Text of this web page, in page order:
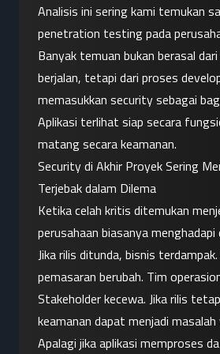
Analisis ini sering kami temukan
penetration testing pada
Banyak temuan bukan berasal
berjalan, tetapi dari proses
memasukkan security sebagai
Aplikasi terlihat siap secara
matang secara keamanan.
Security di Akhir Proyek Sering
Terjebak dalam Dilema
Ketika celah kritis ditemukan
perusahaan biasanya menghadapi
Jika rilis ditunda, bisnis terdampak.
pemasaran berubah. Tim
Stakeholder kecewa. Jika rilis
keamanan dapat menjadi masalah
Apalagi jika aplikasi memproses